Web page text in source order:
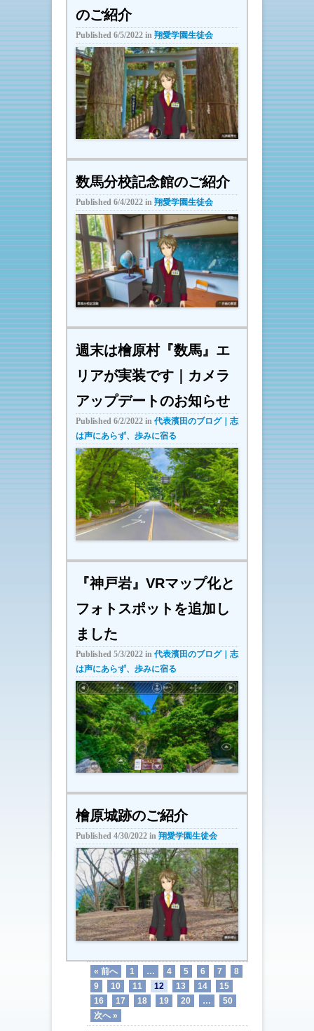
のご紹介
Published 6/5/2022 in 翔愛学園生徒会
数馬分校記念館のご紹介
Published 6/4/2022 in 翔愛学園生徒会
週末は檜原村『数馬』エ
リアが実装です｜カメラ
アップデートのお知らせ
Published 6/2/2022 in 代表濱田のブログ｜志
は声にあらず、歩みに宿る
『神戸岩』VRマップ化と
フォトスポットを追加し
ました
Published 5/3/2022 in 代表濱田のブログ｜志
は声にあらず、歩みに宿る
檜原城跡のご紹介
Published 4/30/2022 in 翔愛学園生徒会
« 前へ 1 … 4 5 6 7
8
9
10 11 12 13 14
15
16
17 18 19 20 …
50
次へ »